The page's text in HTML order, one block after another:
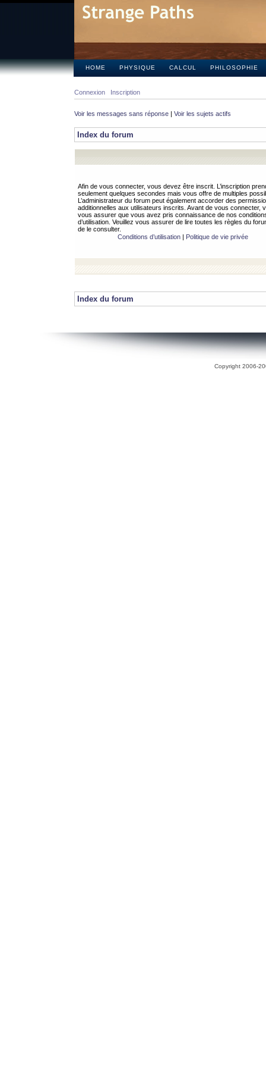
HOME PHYSIQUE CALCUL PHILOSOPHIE
Connexion Inscription
Voir les messages sans réponse | Voir les sujets actifs
Index du forum
Afin de vous connecter, vous devez être inscrit. L’inscription
seulement quelques secondes mais vous offre de multiples
L’administrateur du forum peut également accorder des
additionnelles aux utilisateurs inscrits. Avant de vous connecter,
vous assurer que vous avez pris connaissance de nos
d’utilisation. Veuillez vous assurer de lire toutes les règles du
de le consulter.
Conditions d’utilisation| Politique de vie privée
Index du forum
Copyright 2006-